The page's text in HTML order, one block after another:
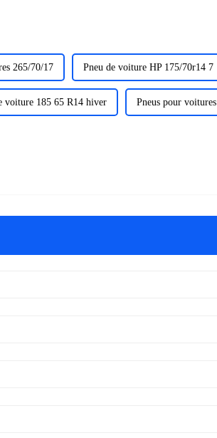
265/70/17 Pneu de voiture HP 175/70r14 7
voiture 185 65 R14 hiver Pneus pour